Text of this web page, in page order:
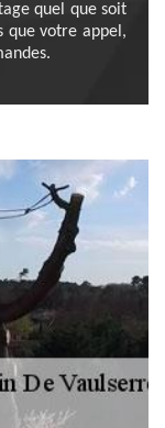
quel que soit
que votre appel,